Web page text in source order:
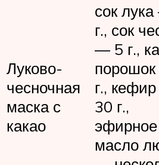
Луково-
чесночная
маска с
какао
сок
г., сок
— 5 г.,
г.,
30 г.,
эфирное
масло